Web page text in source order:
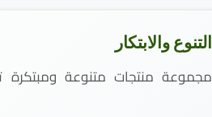
التنوع والابتكار
مجموعة منتجات متنوعة ومبتكرة